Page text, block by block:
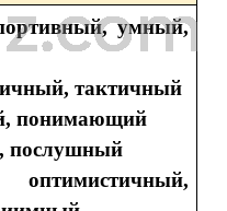
умный,
тактичный
понимающий
послушный